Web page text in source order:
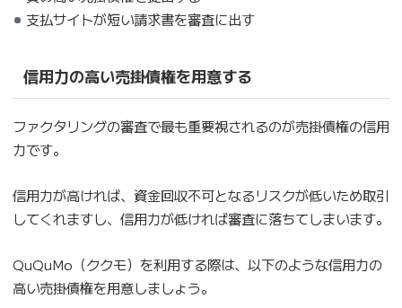
支払サイトが短い請求書を審査に出す
信用力の高い売掛債権を用意する
ファクタリングの審査で最も重要視されるのが売掛債権の信用
力です。
信用力が高ければ、資金回収不可となるリスクが低いため取引
してくれますし、信用力が低ければ審査に落ちてしまいます。
QuQuMo（ククモ）を利用する際は、以下のような信用力の
高い売掛債権を用意しましょう。